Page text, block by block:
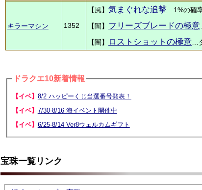
キラーマシン 1352
【風】 気まぐれな追撃 …1%の確
【闇】 フリーズブレードの極意
【闇】 ロストショットの極意 …
ドラクエ10新着情報
【イベ】 8/2 ハッピーくじ当選番号発表！
【イベ】 7/30-8/16 海イベント開催中
【イベ】 6/25-8/14 Ver8ウェルカムギフト
宝珠一覧リンク